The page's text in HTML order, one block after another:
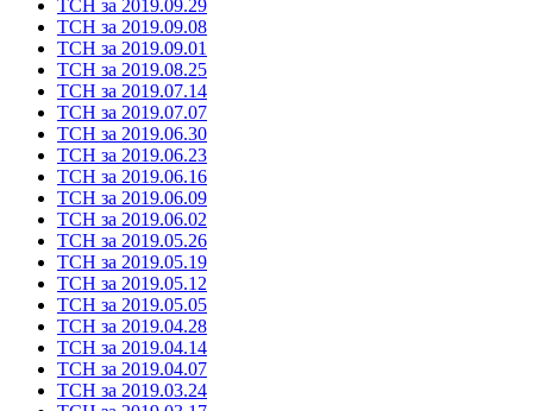
ТСН за 2019.09.29
ТСН за 2019.09.08
ТСН за 2019.09.01
ТСН за 2019.08.25
ТСН за 2019.07.14
ТСН за 2019.07.07
ТСН за 2019.06.30
ТСН за 2019.06.23
ТСН за 2019.06.16
ТСН за 2019.06.09
ТСН за 2019.06.02
ТСН за 2019.05.26
ТСН за 2019.05.19
ТСН за 2019.05.12
ТСН за 2019.05.05
ТСН за 2019.04.28
ТСН за 2019.04.14
ТСН за 2019.04.07
ТСН за 2019.03.24